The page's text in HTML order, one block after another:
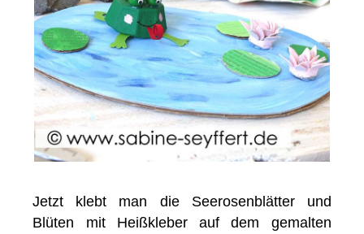
Jetzt klebt man die Seerosenblätter und
Blüten mit Heißkleber auf dem gemalten